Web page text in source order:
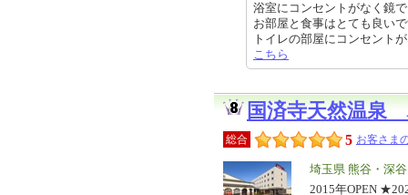
浴室にコンセントがなく鏡
お部屋と食事はとても良い
トイレの部屋にコンセント
こちら
国済寺天然温泉
総合 5 お客さま
エ
リ
埼玉県 熊谷・深
特
2015年OPEN